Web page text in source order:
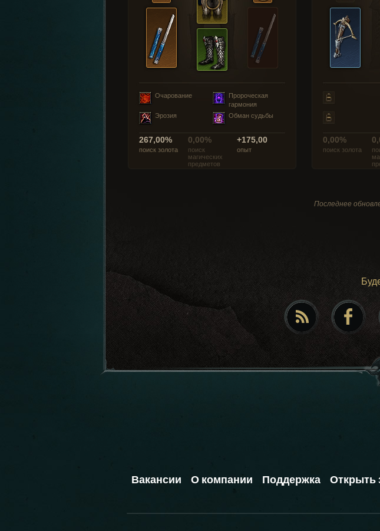
Очарование
Пророческая
гармония
Эрозия
Обман судьбы
267,00%
поиск золота
0,00%
поиск
магических
предметов
+175,00
опыт
0,00%
поиск золота
Последнее